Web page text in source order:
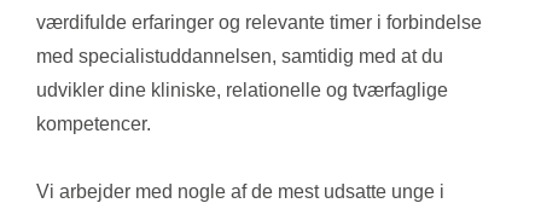
værdifulde erfaringer og relevante timer i forbindelse
med specialistuddannelsen, samtidig med at du
udvikler dine kliniske, relationelle og tværfaglige
kompetencer.
Vi arbejder med nogle af de mest udsatte unge i